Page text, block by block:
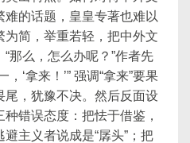
的话题，皇皇专著也难以
为简，举重若轻，把中外文
那么，怎么办呢？”作者先
‘拿来！’” 强调“拿来”要果
，犹豫不决。然后反面设
错误态度：把怯于借鉴，
主义者说成是“孱头”；把